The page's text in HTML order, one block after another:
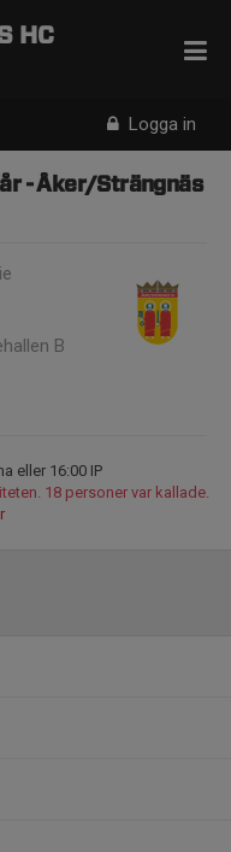
Logga in
HC
- Åker/Strängnäs
B
eller 16:00 IP
18 personer var kallade.